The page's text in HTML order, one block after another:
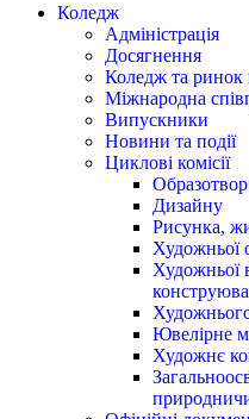
Коледж
Адміністрація
Досягнення
Коледж та ринок
Міжнародна
Випускники
Новини та події
Циклові комісії
Дизайну
Рисунка,
Художньої
Художньої
Ювелірне
Художнє